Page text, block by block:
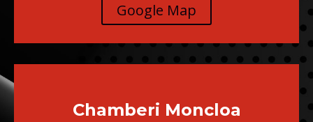
Google Map
Chamberi Moncloa